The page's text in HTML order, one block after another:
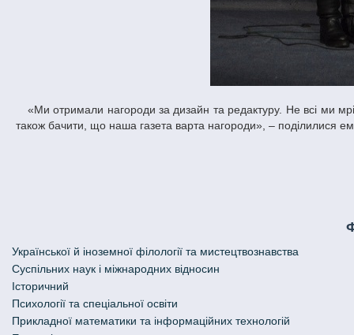
«Ми отримали нагороди за дизайн та редактуру. Не всі ми мріємо стати журналістами, але працювати у газеті дуже подобається. Приємно
також бачити, що наша газета варта нагороди», – поділилися
Української й іноземної філології та мистецтвознавства
Cуспільних наук і міжнародних відносин
Історичний
Психології та спеціальної освіти
Прикладної математики та інформаційних технологій